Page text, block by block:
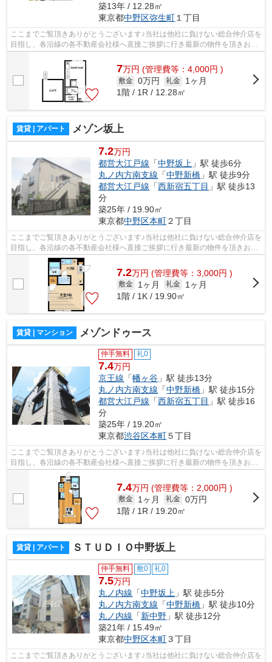
築13年 / 12.28㎡
東京都中野区弥生町 １丁目
ここまでご覧頂きありがとうございます♪当社は他社に負けない総合仲介店を
目指し、各沿線の各不動産会社様へ直接ご挨拶に行き最新の物件を頂きお客
様へ提供しております！最新の情報は...
7万円 (管理費等：4,000円 )
敷金 0万円 礼金
1ヶ月
1階 / 1R / 12.28㎡
賃貸 | アパート メゾン坂上
7.2万円
都営大江戸線 「中野坂上 」駅 徒歩6分
丸ノ内方南支線 「中野新橋 」駅 徒歩9分
都営大江戸線 「西新宿五丁目 」駅 徒歩13
分
築25年 / 19.90㎡
東京都中野区本町２丁目
ここまでご覧頂きありがとうございます♪当社は他社に負けない総合仲介店を
目指し、各沿線の各不動産会社様へ直接ご挨拶に行き最新の物件を頂きお客
様へ提供しております！最新の情報は...
7.2万円 (管理費等：3,000円 )
敷金 1ヶ月 礼金
1ヶ月
1階 / 1K / 19.90㎡
賃貸 | マンション メゾンドゥース
仲手無料 礼0
7.4万円
京王線 「幡ヶ谷 」駅 徒歩13分
丸ノ内方南支線 「中野新橋 」駅 徒歩15分
都営大江戸線 「西新宿五丁目 」駅 徒歩16
分
築25年 / 19.20㎡
東京都渋谷区本町５丁目
ここまでご覧頂きありがとうございます♪当社は他社に負けない総合仲介店を
目指し、各沿線の各不動産会社様へ直接ご挨拶に行き最新の物件を頂きお客
様へ提供しております！最新の情報は...
7.4万円 (管理費等：2,000円 )
敷金 1ヶ月 礼金 0万円
1階 / 1R / 19.20㎡
賃貸 | アパート ＳＴＵＤＩＯ中野坂上
仲手無料 敷0 礼0
7.5万円
丸ノ内線 「中野坂上 」駅 徒歩5分
丸ノ内方南支線 「中野新橋 」駅 徒歩10分
丸ノ内線 「新中野 」駅 徒歩12分
築21年 / 15.49㎡
東京都中野区本町３丁目
ここまでご覧頂きありがとうございます♪当社は他社に負けない総合仲介店を